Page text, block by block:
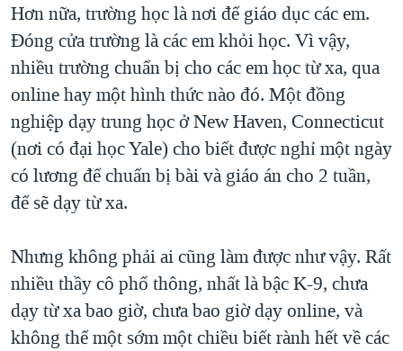
Hơn nữa, trường học là nơi để giáo dục các em.
Đóng cửa trường là các em khỏi học. Vì vậy,
nhiều trường chuẩn bị cho các em học từ xa, qua
online hay một hình thức nào đó. Một đồng
nghiệp dạy trung học ở New Haven, Connecticut
(nơi có đại học Yale) cho biết được nghỉ một ngày
có lương để chuẩn bị bài và giáo án cho 2 tuần,
để sẽ dạy từ xa.
Nhưng không phải ai cũng làm được như vậy. Rất
nhiều thầy cô phổ thông, nhất là bậc K-9, chưa
dạy từ xa bao giờ, chưa bao giờ dạy online, và
không thể một sớm một chiều biết rành hết về các